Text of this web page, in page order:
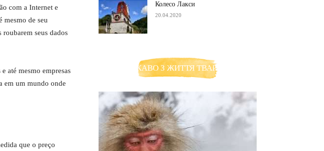
com a Internet e
mesmo de seu
seus dados
e até mesmo empresas
em um mundo onde
que o preço
Колесо Лакси
20.04.2020
ЦІКАВО З ЖИТТЯ ТВАРИН